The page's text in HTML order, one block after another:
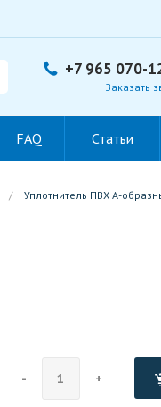
+7 965 070-
Заказать
FAQ Статьи
/ Уплотнитель ПВХ А-
- +